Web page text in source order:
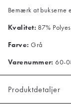
Bemærk at bukserne
Kvalitet: 87%
Farve: Grå
Varenummer: 60-
Produktdetaljer